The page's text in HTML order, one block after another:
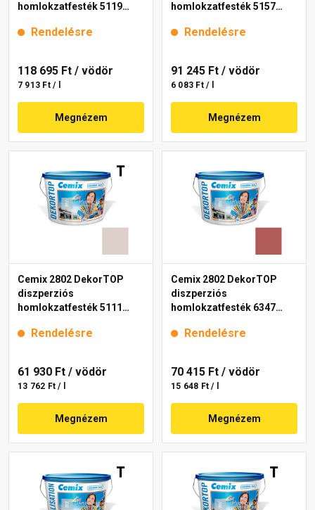
homlokzatfesték 5119
Rendelésre
118 695 Ft / vödör
7 913 Ft / l
Megnézem
homlokzatfesték 5157
Rendelésre
91 245 Ft / vödör
6 083 Ft / l
Megnézem
Cemix 2802 DekorTOP
diszperziós
homlokzatfesték 5111
Rendelésre
61 930 Ft / vödör
13 762 Ft / l
Megnézem
Cemix 2802 DekorTOP
diszperziós
homlokzatfesték 6347
Rendelésre
70 415 Ft / vödör
15 648 Ft / l
Megnézem